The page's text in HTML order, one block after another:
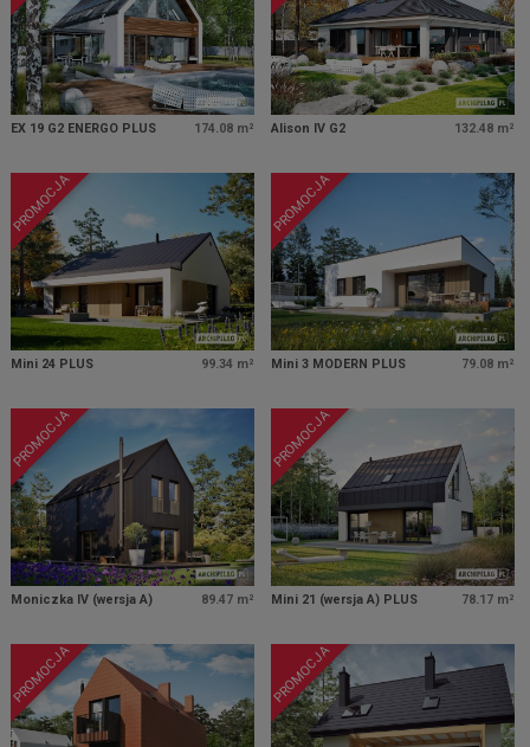
EX 19 G2 ENERGO PLUS 174.08 m² Alison IV G2 132.48 m²
PROMOCJA
Mini 24 PLUS 99.34 m²
PROMOCJA
Mini 3 MODERN PLUS 79.08 m²
PROMOCJA
Moniczka IV (wersja A) 89.47 m²
PROMOCJA
Mini 21 (wersja A) PLUS 78.17 m²
PROMOCJA PROMOCJA